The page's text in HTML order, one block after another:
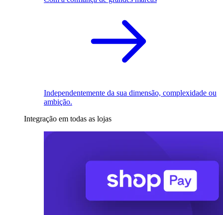
Independentemente da sua dimensão, complexidade ou
ambição.
Integração em todas as lojas